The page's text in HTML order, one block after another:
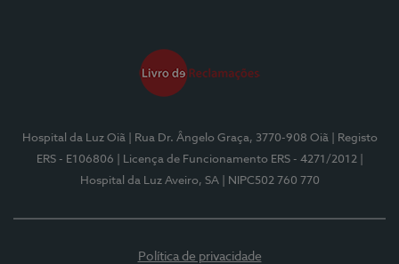
Hospital da Luz Oiã | Rua Dr. Ângelo Graça, 3770-908 Oiã
| Registo
ERS - E106806
| Licença de Funcionamento ERS - 4271/2012
Hospital da Luz Aveiro, SA
| NIPC502 760 770
Política de privacidade